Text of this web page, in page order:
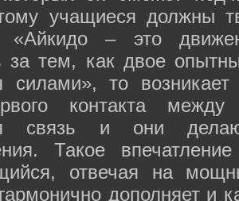
учащиеся должны
«Айкидо – это
за тем, как двое
силами», то возникает
контакта
связь и они
Такое
отвечая на
дополняет и